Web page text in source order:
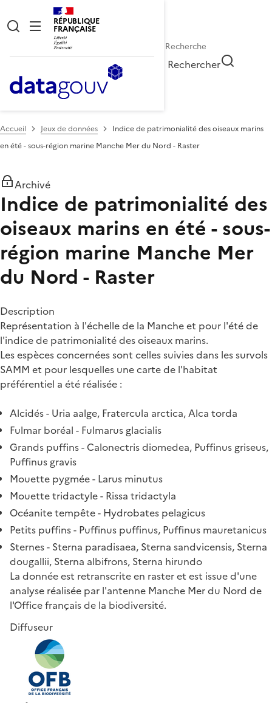
RÉPUBLIQUE
FRANÇAISE
Rechercher
Accueil Jeux de données
Indice de patrimonialité des oiseaux marins
en été - sous-région marine Manche Mer du Nord - Raster
Archivé
Indice de patrimonialité des
oiseaux marins en été - sous-
région marine Manche Mer
du Nord - Raster
Description
Représentation à l'échelle de la Manche et pour l'été de
l'indice de patrimonialité des oiseaux marins.
Les espèces concernées sont celles suivies dans les survols
SAMM et pour lesquelles une carte de l'habitat
préférentiel a été réalisée :
Alcidés - Uria aalge, Fratercula arctica, Alca torda
Fulmar boréal - Fulmarus glacialis
Grands puffins - Calonectris diomedea, Puffinus griseus,
Puffinus gravis
Mouette pygmée - Larus minutus
Mouette tridactyle - Rissa tridactyla
Océanite tempête - Hydrobates pelagicus
Petits puffins - Puffinus puffinus, Puffinus mauretanicus
Sternes - Sterna paradisaea, Sterna sandvicensis, Sterna
dougallii, Sterna albifrons, Sterna hirundo
La donnée est retranscrite en raster et est issue d'une
analyse réalisée par l'antenne Manche Mer du Nord de
l'Office français de la biodiversité.
Diffuseur